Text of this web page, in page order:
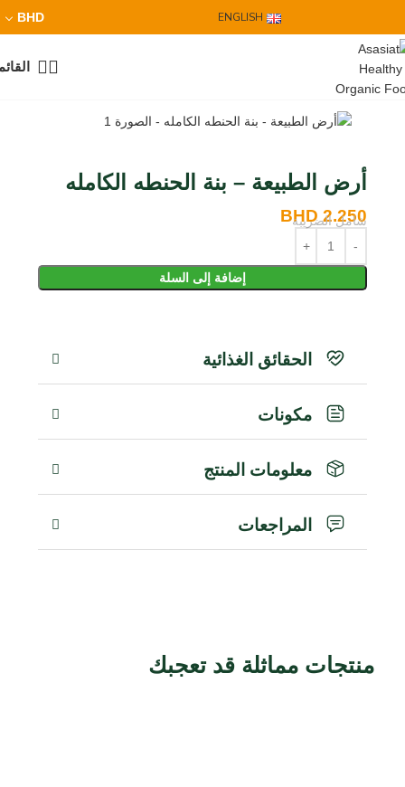
ENGLISH
BHD
أرض الطبيعة – بنة الحنطه الكامله
2.250
BHD
شامل الضريبة
إضافة إلى السلة
الحقائق الغذائية
مكونات
معلومات المنتج
المراجعات
منتجات مماثلة قد تعجبك